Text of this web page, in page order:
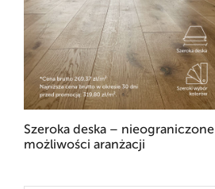
Szeroka deska – nieograniczone
możliwości aranżacji